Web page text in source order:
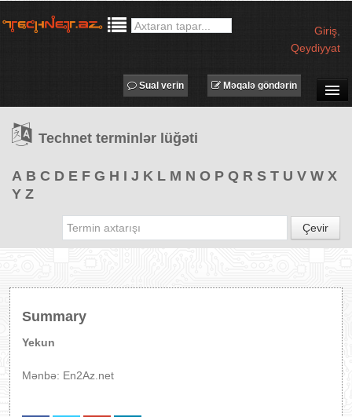
Giriş
Qeydiyyat
TƏDBİRLƏR
PROQRAMLAR
Məqalə göndərin
Sual verin
Technet terminlər lüğəti
A B C D E F G H I J K L M N O P Q R S T U V W X
Y Z
Çevir
Summary
Yekun
Mənbə: En2Az.net